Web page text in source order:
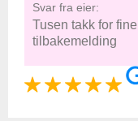
Svar fra eier:
Tusen takk for
tilbakemelding